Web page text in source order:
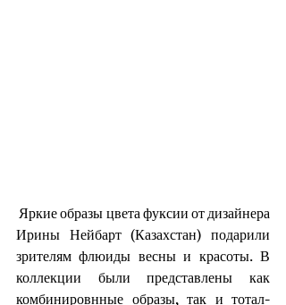
Яркие образы цвета фуксии от дизайнера
Ирины Нейбарт (Казахстан) подарили
зрителям флюиды весны и красоты. В
коллекции были представлены как